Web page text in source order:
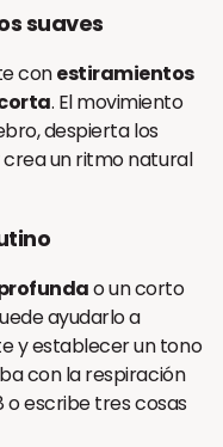
suaves
conestiramientos
. El movimiento
despierta los
un ritmo natural
o un corto
ayudarlo a
y establecer un tono
con la respiración
o escribe tres cosas